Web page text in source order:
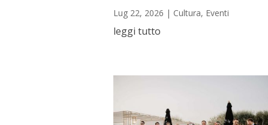
Lug 22, 2026 | Cultura, Eventi
leggi tutto